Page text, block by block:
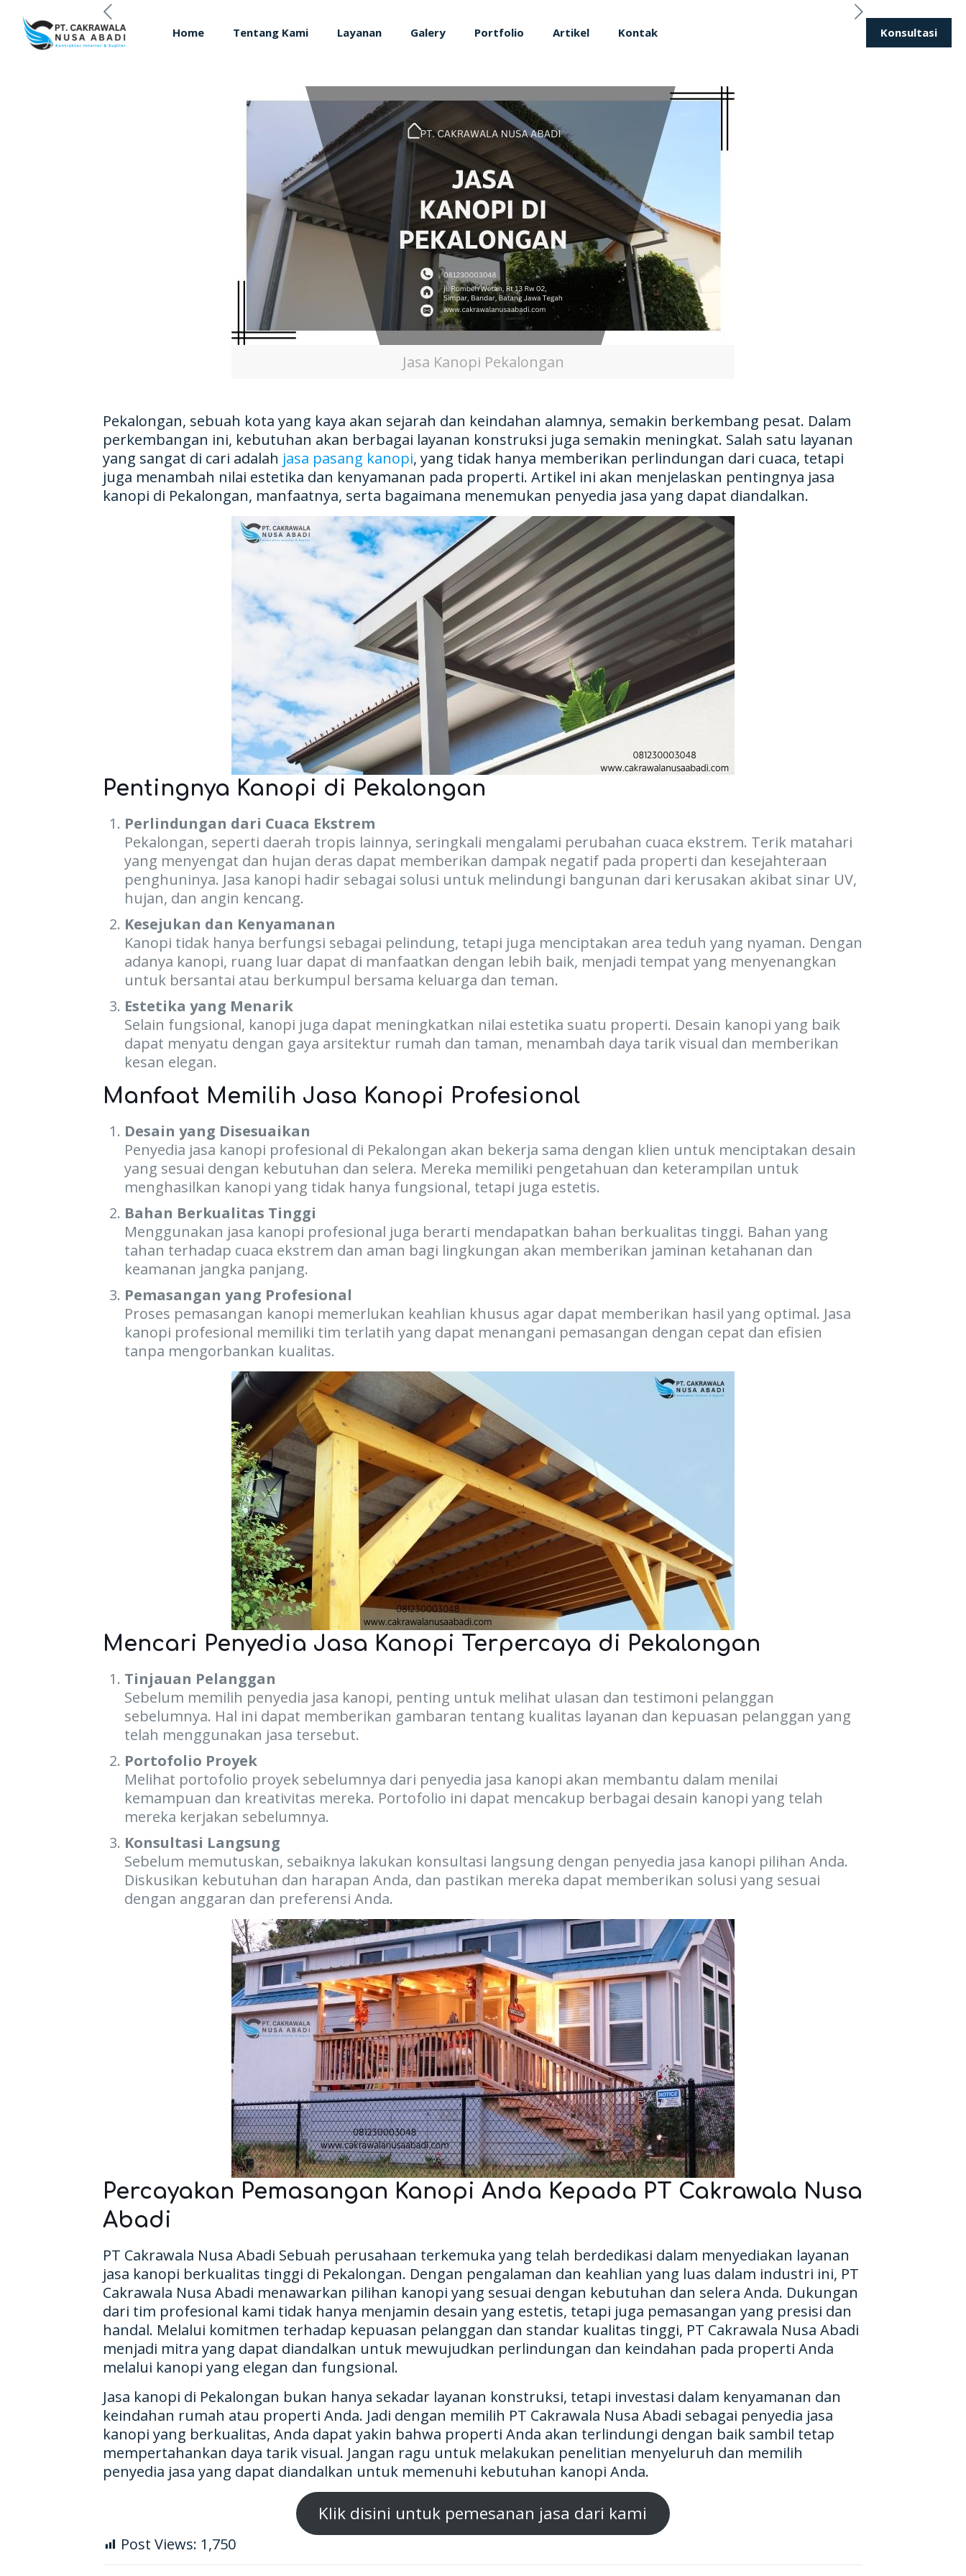
Home Tentang Kami Layanan Galery Portfolio Artikel Kontak Konsultasi
Jasa Kanopi Pekalongan
Pekalongan, sebuah kota yang kaya akan sejarah dan keindahan alamnya, semakin berkembang pesat. Dalam
perkembangan ini, kebutuhan akan berbagai layanan konstruksi juga semakin meningkat. Salah satu layanan
yang sangat di cari adalah jasa pasang kanopi, yang tidak hanya memberikan perlindungan dari cuaca, tetapi
juga menambah nilai estetika dan kenyamanan pada properti. Artikel ini akan menjelaskan pentingnya jasa
kanopi di Pekalongan, manfaatnya, serta bagaimana menemukan penyedia jasa yang dapat diandalkan.
Pentingnya Kanopi di Pekalongan
Perlindungan dari Cuaca Ekstrem
Pekalongan, seperti daerah tropis lainnya, seringkali mengalami perubahan cuaca ekstrem. Terik matahari
yang menyengat dan hujan deras dapat memberikan dampak negatif pada properti dan kesejahteraan
penghuninya. Jasa kanopi hadir sebagai solusi untuk melindungi bangunan dari kerusakan akibat sinar UV,
hujan, dan angin kencang.
Kesejukan dan Kenyamanan
Kanopi tidak hanya berfungsi sebagai pelindung, tetapi juga menciptakan area teduh yang nyaman. Dengan
adanya kanopi, ruang luar dapat di manfaatkan dengan lebih baik, menjadi tempat yang menyenangkan
untuk bersantai atau berkumpul bersama keluarga dan teman.
Estetika yang Menarik
Selain fungsional, kanopi juga dapat meningkatkan nilai estetika suatu properti. Desain kanopi yang baik
dapat menyatu dengan gaya arsitektur rumah dan taman, menambah daya tarik visual dan memberikan
kesan elegan.
Manfaat Memilih Jasa Kanopi Profesional
Desain yang Disesuaikan
Penyedia jasa kanopi profesional di Pekalongan akan bekerja sama dengan klien untuk menciptakan desain
yang sesuai dengan kebutuhan dan selera. Mereka memiliki pengetahuan dan keterampilan untuk
menghasilkan kanopi yang tidak hanya fungsional, tetapi juga estetis.
Bahan Berkualitas Tinggi
Menggunakan jasa kanopi profesional juga berarti mendapatkan bahan berkualitas tinggi. Bahan yang
tahan terhadap cuaca ekstrem dan aman bagi lingkungan akan memberikan jaminan ketahanan dan
keamanan jangka panjang.
Pemasangan yang Profesional
Proses pemasangan kanopi memerlukan keahlian khusus agar dapat memberikan hasil yang optimal. Jasa
kanopi profesional memiliki tim terlatih yang dapat menangani pemasangan dengan cepat dan efisien
tanpa mengorbankan kualitas.
Mencari Penyedia Jasa Kanopi Terpercaya di Pekalongan
Tinjauan Pelanggan
Sebelum memilih penyedia jasa kanopi, penting untuk melihat ulasan dan testimoni pelanggan
sebelumnya. Hal ini dapat memberikan gambaran tentang kualitas layanan dan kepuasan pelanggan yang
telah menggunakan jasa tersebut.
Portofolio Proyek
Melihat portofolio proyek sebelumnya dari penyedia jasa kanopi akan membantu dalam menilai
kemampuan dan kreativitas mereka. Portofolio ini dapat mencakup berbagai desain kanopi yang telah
mereka kerjakan sebelumnya.
Konsultasi Langsung
Sebelum memutuskan, sebaiknya lakukan konsultasi langsung dengan penyedia jasa kanopi pilihan Anda.
Diskusikan kebutuhan dan harapan Anda, dan pastikan mereka dapat memberikan solusi yang sesuai
dengan anggaran dan preferensi Anda.
Percayakan Pemasangan Kanopi Anda Kepada PT Cakrawala Nusa
Abadi
PT Cakrawala Nusa Abadi Sebuah perusahaan terkemuka yang telah berdedikasi dalam menyediakan layanan
jasa kanopi berkualitas tinggi di Pekalongan. Dengan pengalaman dan keahlian yang luas dalam industri ini, PT
Cakrawala Nusa Abadi menawarkan pilihan kanopi yang sesuai dengan kebutuhan dan selera Anda. Dukungan
dari tim profesional kami tidak hanya menjamin desain yang estetis, tetapi juga pemasangan yang presisi dan
handal. Melalui komitmen terhadap kepuasan pelanggan dan standar kualitas tinggi, PT Cakrawala Nusa Abadi
menjadi mitra yang dapat diandalkan untuk mewujudkan perlindungan dan keindahan pada properti Anda
melalui kanopi yang elegan dan fungsional.
Jasa kanopi di Pekalongan bukan hanya sekadar layanan konstruksi, tetapi investasi dalam kenyamanan dan
keindahan rumah atau properti Anda. Jadi dengan memilih PT Cakrawala Nusa Abadi sebagai penyedia jasa
kanopi yang berkualitas, Anda dapat yakin bahwa properti Anda akan terlindungi dengan baik sambil tetap
mempertahankan daya tarik visual. Jangan ragu untuk melakukan penelitian menyeluruh dan memilih
penyedia jasa yang dapat diandalkan untuk memenuhi kebutuhan kanopi Anda.
Klik disini untuk pemesanan jasa dari kami
Post Views: 1,750